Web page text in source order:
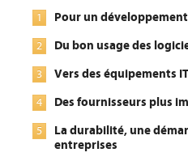
1 Pour un
2 Du bon usage des
3 Vers des équipements
4 Des fournisseurs plus
5
La durabilité, une
entreprises